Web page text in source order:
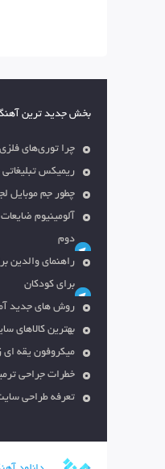
بخش جدید ترین
چرا توری‌های
ریمیکس
چطور جم موبایل
آلومینیوم
دوم
راهنمای والدین
برای کودکان
روش های جدید
بهترین کالاهای
میکروفون یقه ای
خطرات جراحی
تعرفه طراحی